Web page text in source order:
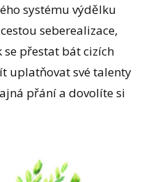
systému výdělku
seberealizace,
se přestat bát cizích
uplatňovat své talenty
přání a dovolíte si